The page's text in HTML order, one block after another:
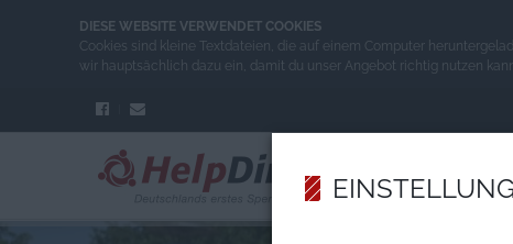
DIESE WEBSITE VERWENDET COOKIES
Cookies sind kleine Textdateien, die auf einem Computer
wir hauptsächlich dazu ein, damit du unser Angebot richtig nutzen